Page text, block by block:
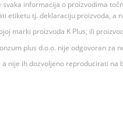
informacija o proizvodima
etiketu tj. deklaraciju proizvoda, a
marki proizvoda K Plus, ili
plus d.o.o. nije odgovoran za
nije ih dozvoljeno reproducirati